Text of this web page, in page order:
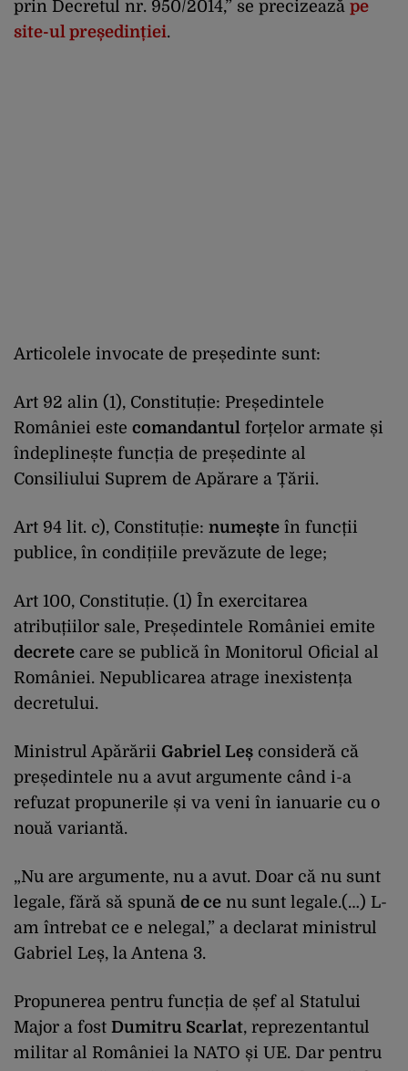
prin Decretul nr. 950/2014,” se precizează pe
site-ul președinției.
Articolele invocate de președinte sunt:
Art 92 alin (1), Constituție: Președintele
României este comandantul forțelor armate și
îndeplinește funcția de președinte al
Consiliului Suprem de Apărare a Țării.
Art 94 lit. c), Constituție: numește în funcții
publice, în condițiile prevăzute de lege;
Art 100, Constituție. (1) În exercitarea
atribuțiilor sale, Președintele României emite
decrete care se publică în Monitorul Oficial al
României. Nepublicarea atrage inexistența
decretului.
Ministrul Apărării Gabriel Leș consideră că
președintele nu a avut argumente când i-a
refuzat propunerile și va veni în ianuarie cu o
nouă variantă.
„Nu are argumente, nu a avut. Doar că nu sunt
legale, fără să spună de ce nu sunt legale.(…) L-
am întrebat ce e nelegal,” a declarat ministrul
Gabriel Leș, la Antena 3.
Propunerea pentru funcția de șef al Statului
Major a fost Dumitru Scarlat, reprezentantul
militar al României la NATO și UE. Dar pentru